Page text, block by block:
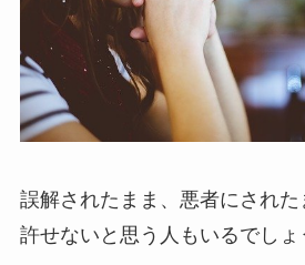
誤解されたまま、悪者にされ
許せないと思う人もいるでしょ